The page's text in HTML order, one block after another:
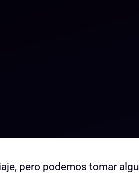
pero podemos tomar